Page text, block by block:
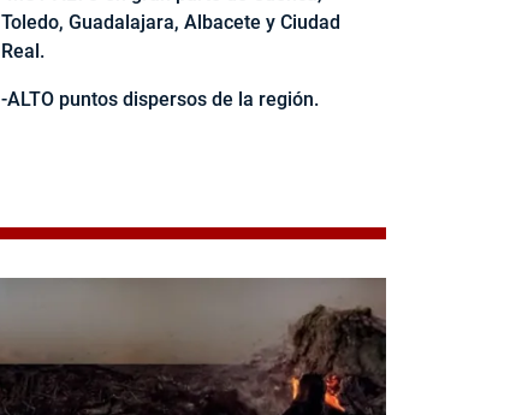
Toledo, Guadalajara, Albacete y Ciudad
Real.
-ALTO puntos dispersos de la región.